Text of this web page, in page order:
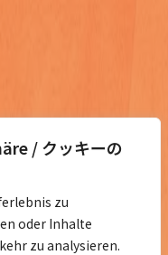
/ クッキーの
zu
oder Inhalte
zu analysieren.